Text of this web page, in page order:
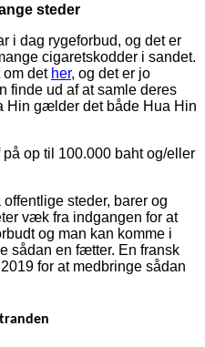
steder
i dag rygeforbud, og det er
cigaretskodder i sandet.
om det her, og det er jo
finde ud af at samle deres
Hin gælder det både Hua Hin
op til 100.000 baht og/eller
steder, barer og
væk fra indgangen for at
og man kan komme i
sådan en fætter. En fransk
for at medbringe sådan